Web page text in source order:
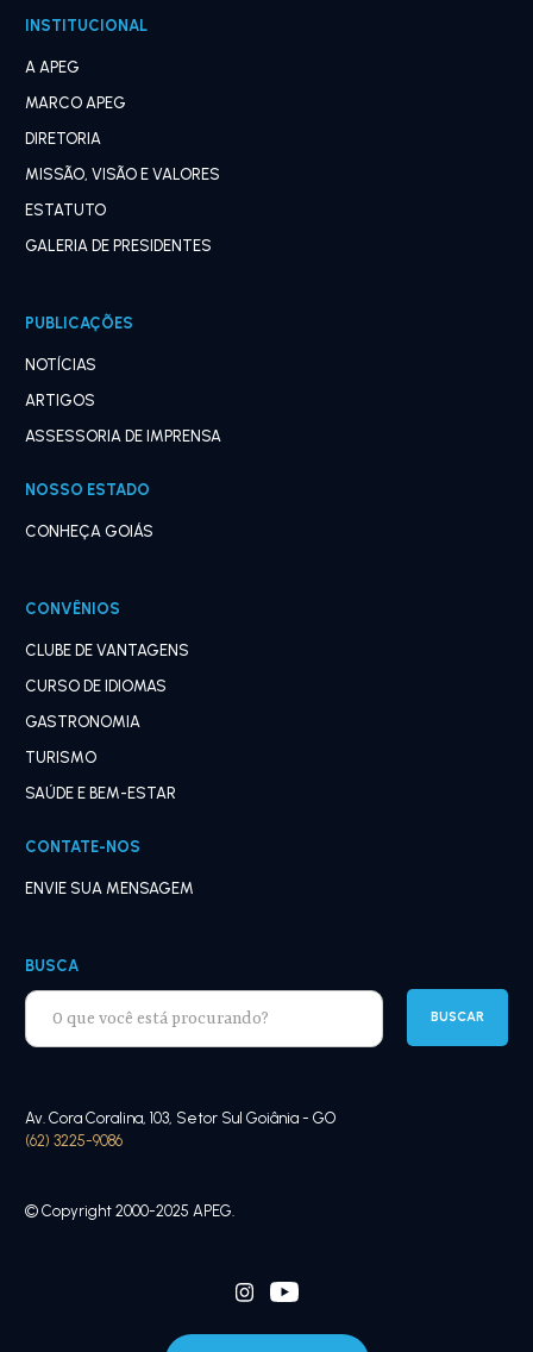
INSTITUCIONAL
A APEG
MARCO APEG
DIRETORIA
MISSÃO, VISÃO E VALORES
ESTATUTO
GALERIA DE PRESIDENTES
PUBLICAÇÕES
NOTÍCIAS
ARTIGOS
ASSESSORIA DE IMPRENSA
NOSSO ESTADO
CONHEÇA GOIÁS
CONVÊNIOS
CLUBE DE VANTAGENS
CURSO DE IDIOMAS
GASTRONOMIA
TURISMO
SAÚDE E BEM-ESTAR
CONTATE-NOS
ENVIE SUA MENSAGEM
BUSCA
Av. Cora Coralina, 103, Setor Sul Goiânia - GO
(62) 3225-9086
© Copyright 2000-2025 APEG.